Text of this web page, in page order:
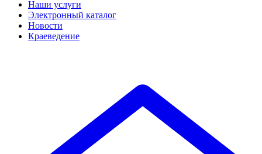
Наши услуги
Электронный каталог
Новости
Краеведение